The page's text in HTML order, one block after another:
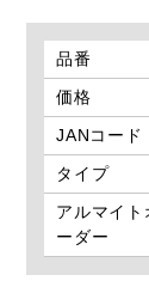
品番
価格
JANコード
タイプ
アルマイト
ーダー